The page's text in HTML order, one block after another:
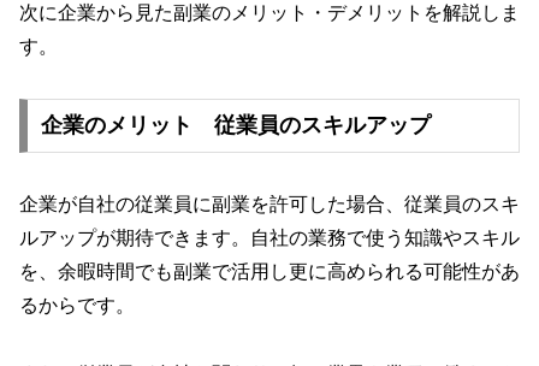
次に企業から見た副業のメリット・デメリットを解説しま
す。
企業のメリット 従業員のスキルアップ
企業が自社の従業員に副業を許可した場合、従業員のスキ
ルアップが期待できます。自社の業務で使う知識やスキル
を、余暇時間でも副業で活用し更に高められる可能性があ
るからです。